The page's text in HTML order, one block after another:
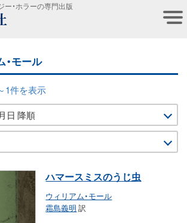
ー・ホラーの専門出版
・モール
1件を表示
ハマースミスのうじ虫
ウィリアム・モール
霜島義明 訳